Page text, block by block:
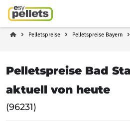
Pelletspreise Pelletspreise Bayern
Pelletspreise Bad
aktuell von heute
(96231)